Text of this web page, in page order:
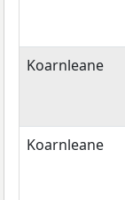
Koarnleane
Koarnleane